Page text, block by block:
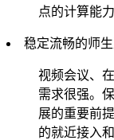
点的计算能
稳定流畅的师
视频会议、
需求很强。
展的重要前
的就近接入